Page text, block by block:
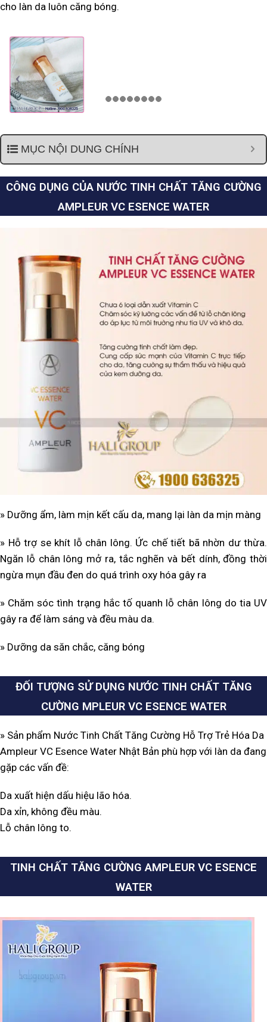
cho làn da luôn căng bóng.
MỤC NỘI DUNG CHÍNH
CÔNG DỤNG CỦA NƯỚC TINH CHẤT TĂNG CƯỜNG
AMPLEUR VC ESENCE WATER
» Dưỡng ẩm, làm mịn kết cấu da, mang lại làn da mịn màng
» Hỗ trợ se khít lỗ chân lông. Ức chế tiết bã nhờn dư thừa.
Ngăn lỗ chân lông mở ra, tắc nghẽn và bết dính, đồng thời
ngừa mụn đầu đen do quá trình oxy hóa gây ra
» Chăm sóc tình trạng hắc tố quanh lỗ chân lông do tia UV
gây ra để làm sáng và đều màu da.
» Dưỡng da săn chắc, căng bóng
ĐỐI TƯỢNG SỬ DỤNG NƯỚC TINH CHẤT TĂNG
CƯỜNG MPLEUR VC ESENCE WATER
» Sản phẩm Nước Tinh Chất Tăng Cường Hỗ Trợ Trẻ Hóa Da
Ampleur VC Esence Water Nhật Bản phù hợp với làn da đang
gặp các vấn đề:
Da xuất hiện dấu hiệu lão hóa.
Da xỉn, không đều màu.
Lỗ chân lông to.
TINH CHẤT TĂNG CƯỜNG AMPLEUR VC ESENCE
WATER